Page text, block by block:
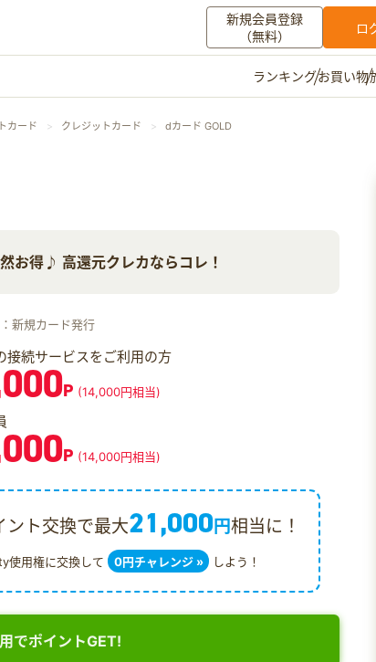
新規会員登録
（無料）
ロ
お知らせ
初心者ガイド
ランキングお買い物
カード クレジットカード dカード GOLD
お得♪ 高還元クレカならコレ！
新規カード発行
接続サービスをご利用の方
P (14,000円相当)
P (14,000円相当)
ント交換で最大21,000円相当に！
使用権に交換して 0円チャレンジ » しよう！
でポイントGET!